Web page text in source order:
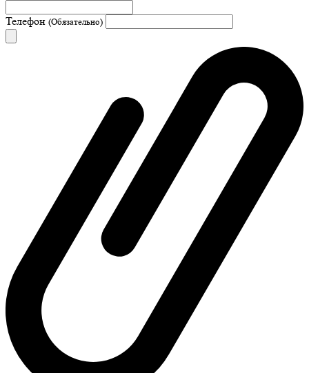
Телефон (Обязательно)